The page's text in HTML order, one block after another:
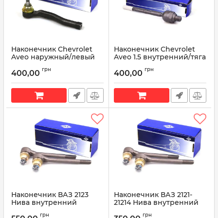
Наконечник Chevrolet
Aveo наружный/левый
Артикул: AT 4622-200TR
400,00 грн
Наконечник Chevrolet
Aveo 1.5 внутренний/тяга
4512-200TR
Артикул: AT 4512-200TR
400,00 грн
Наконечник ВАЗ 2123
Нива внутренний
грн
Наконечник ВАЗ 2121-
21214 Нива внутренний
грн